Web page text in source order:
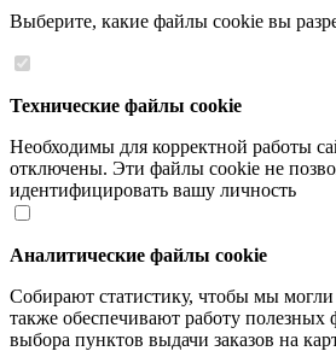
Выберите, какие файлы cookie вы
Технические файлы cookie
Необходимы для корректной работы
отключены. Эти файлы cookie не
идентифицировать вашу личность
Аналитические файлы cookie
Собирают статистику, чтобы мы могли
также обеспечивают работу
выбора пунктов выдачи заказов на